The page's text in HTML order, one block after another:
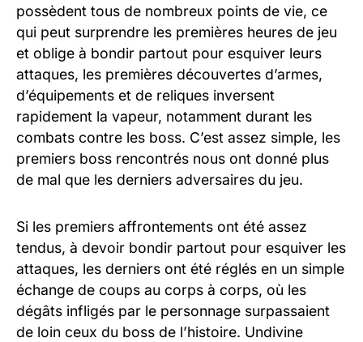
possèdent tous de nombreux points de vie, ce
qui peut surprendre les premières heures de jeu
et oblige à bondir partout pour esquiver leurs
attaques, les premières découvertes d’armes,
d’équipements et de reliques inversent
rapidement la vapeur, notamment durant les
combats contre les boss. C’est assez simple, les
premiers boss rencontrés nous ont donné plus
de mal que les derniers adversaires du jeu.
Si les premiers affrontements ont été assez
tendus, à devoir bondir partout pour esquiver les
attaques, les derniers ont été réglés en un simple
échange de coups au corps à corps, où les
dégâts infligés par le personnage surpassaient
de loin ceux du boss de l’histoire. Undivine